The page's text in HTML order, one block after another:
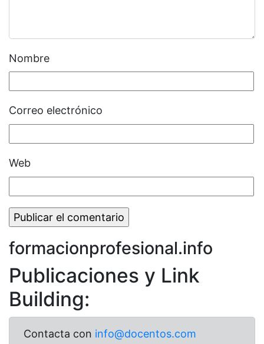
Nombre
Correo electrónico
Web
formacionprofesional.info
Publicaciones y Link
Building:
Contacta con info@docentos.com